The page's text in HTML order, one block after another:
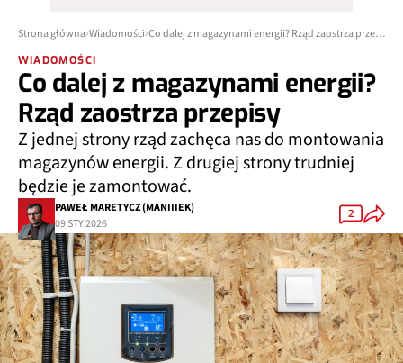
Strona główna Wiadomości Co dalej z magazynami energii? Rząd zaostrza przepisy
WIADOMOŚCI
Co dalej z magazynami energii?
Rząd zaostrza przepisy
Z jednej strony rząd zachęca nas do montowania
magazynów energii. Z drugiej strony trudniej
będzie je zamontować.
PAWEŁ MARETYCZ (MANIIIEK)
09 STY 2026
2